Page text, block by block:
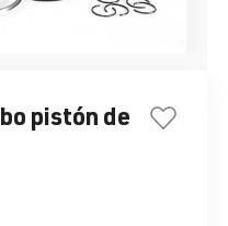
pistón de